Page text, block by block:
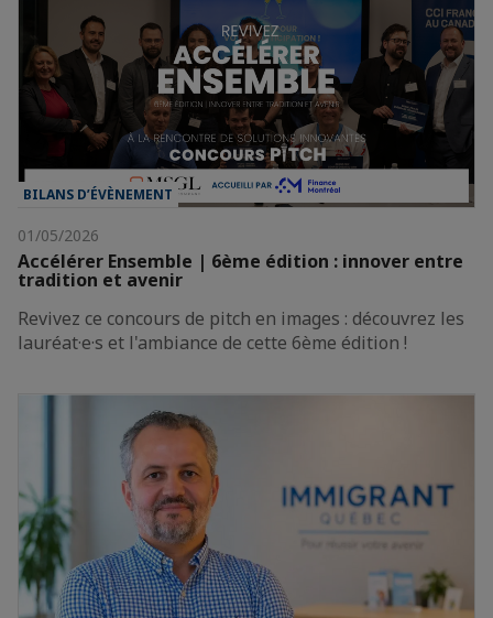
BILANS D’ÉVÈNEMENT
01/05/2026
Accélérer Ensemble | 6ème édition : innover entre
tradition et avenir
Revivez ce concours de pitch en images : découvrez les
lauréat·e·s et l'ambiance de cette 6ème édition !